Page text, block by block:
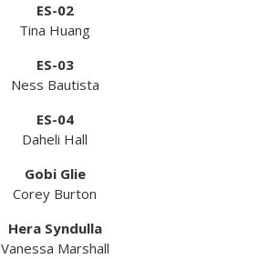
ES-02
Tina Huang
ES-03
Ness Bautista
ES-04
Daheli Hall
Gobi Glie
Corey Burton
Hera Syndulla
Vanessa Marshall